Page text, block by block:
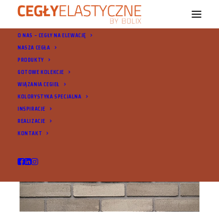
O NAS – CEGŁY NA ELEWACJĘ
NASZA CEGŁA
PRODUKTY
GOTOWE KOLEKCJE
WIĄZANIA CEGIEŁ
KOLORYSTYKA SPECJALNA
INSPIRACJE
REALIZACJE
KONTAKT